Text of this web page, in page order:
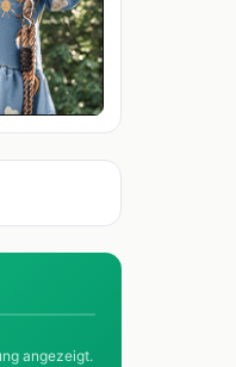
angezeigt.